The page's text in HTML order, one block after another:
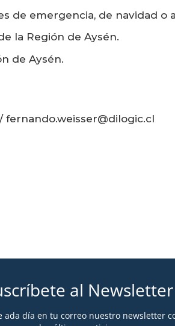
de emergencia, de navidad o
la Región de Aysén.
de Aysén.
fernando.weisser@dilogic.cl
al Newsletter
ada día en tu correo nuestro newsletter